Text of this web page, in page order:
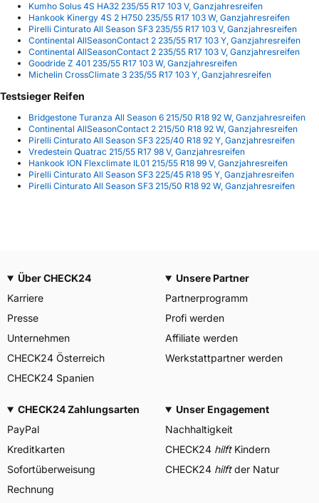
Kumho Solus 4S HA32 235/55 R17 103 V, Ganzjahresreifen
Hankook Kinergy 4S 2 H750 235/55 R17 103 W, Ganzjahresreifen
Pirelli Cinturato All Season SF3 235/55 R17 103 V, Ganzjahresreifen
Continental AllSeasonContact 2 235/55 R17 103 Y, Ganzjahresreifen
Continental AllSeasonContact 2 235/55 R17 103 V, Ganzjahresreifen
Goodride Z 401 235/55 R17 103 W, Ganzjahresreifen
Michelin CrossClimate 3 235/55 R17 103 Y, Ganzjahresreifen
Testsieger Reifen
Bridgestone Turanza All Season 6 215/50 R18 92 W, Ganzjahresreifen
Continental AllSeasonContact 2 215/50 R18 92 W, Ganzjahresreifen
Pirelli Cinturato All Season SF3 225/40 R18 92 Y, Ganzjahresreifen
Vredestein Quatrac 215/55 R17 98 V, Ganzjahresreifen
Hankook ION Flexclimate IL01 215/55 R18 99 V, Ganzjahresreifen
Pirelli Cinturato All Season SF3 225/45 R18 95 Y, Ganzjahresreifen
Pirelli Cinturato All Season SF3 215/50 R18 92 W, Ganzjahresreifen
Über CHECK24
Karriere
Presse
Unternehmen
CHECK24 Österreich
CHECK24 Spanien
Unsere Partner
Partnerprogramm
Profi werden
Affiliate werden
Werkstattpartner werden
CHECK24 Zahlungsarten
PayPal
Kreditkarten
Sofortüberweisung
Rechnung
Unser Engagement
Nachhaltigkeit
CHECK24 hilftKindern
CHECK24 hilftder Natur